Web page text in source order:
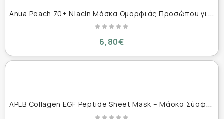
A
nua Peach 70+ Niacin Μάσκα Ομορφιάς Προσώπου για Λάμψη Με Νιασιναμίδη 38g
6,80€
A
PLB Collagen EGF Peptide Sheet Mask – Μάσκα Σύσφιξης & Ενυδάτωσης 25 ml